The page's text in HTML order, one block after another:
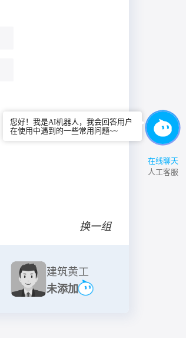
换一组
建筑黄工
未添加
在线聊天
人工客服
您好！我是AI机器人，我会回答用户
在使用中遇到的一些常用问题~~